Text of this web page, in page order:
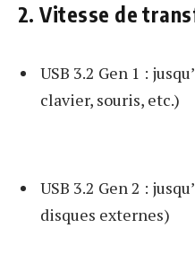
2. Vitesse de
USB 3.2 Gen 1 :
clavier, souris, etc.)
USB 3.2 Gen 2 :
disques externes)